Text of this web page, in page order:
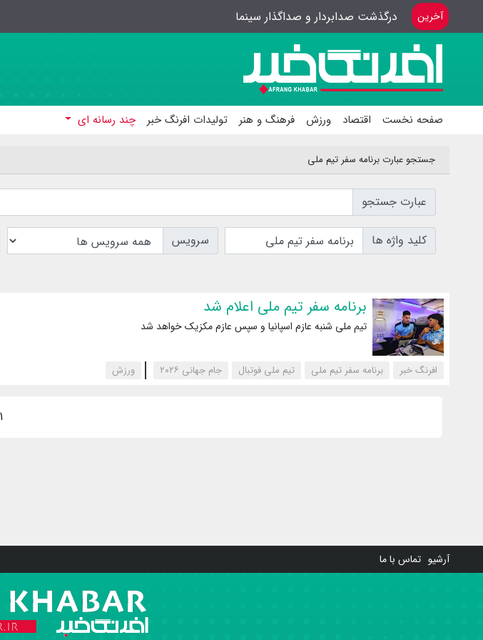
آخرین درگذشت صدابردار و صداگذار سینما
صفحه نخست اقتصاد ورزش فرهنگ و هنر تولیدات افرنگ خبر چند رسانه ای
جستجو عبارت برنامه سفر تیم ملی
عبارت جستجو
کلید واژه ها سرویس
برنامه سفر تیم ملی اعلام شد
تیم ملی شنبه عازم اسپانیا و سپس عازم مکزیک خواهد شد
افرنگ خبر برنامه سفر تیم ملی تیم ملی فوتبال جام جهانی ۲۰۲۶ ‌ورزش
1
آرشیو تماس با ما